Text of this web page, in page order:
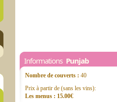
Informations Punjab
Nombre de couverts : 40
Prix à partir de (sans les vins):
Les menus : 15.00€